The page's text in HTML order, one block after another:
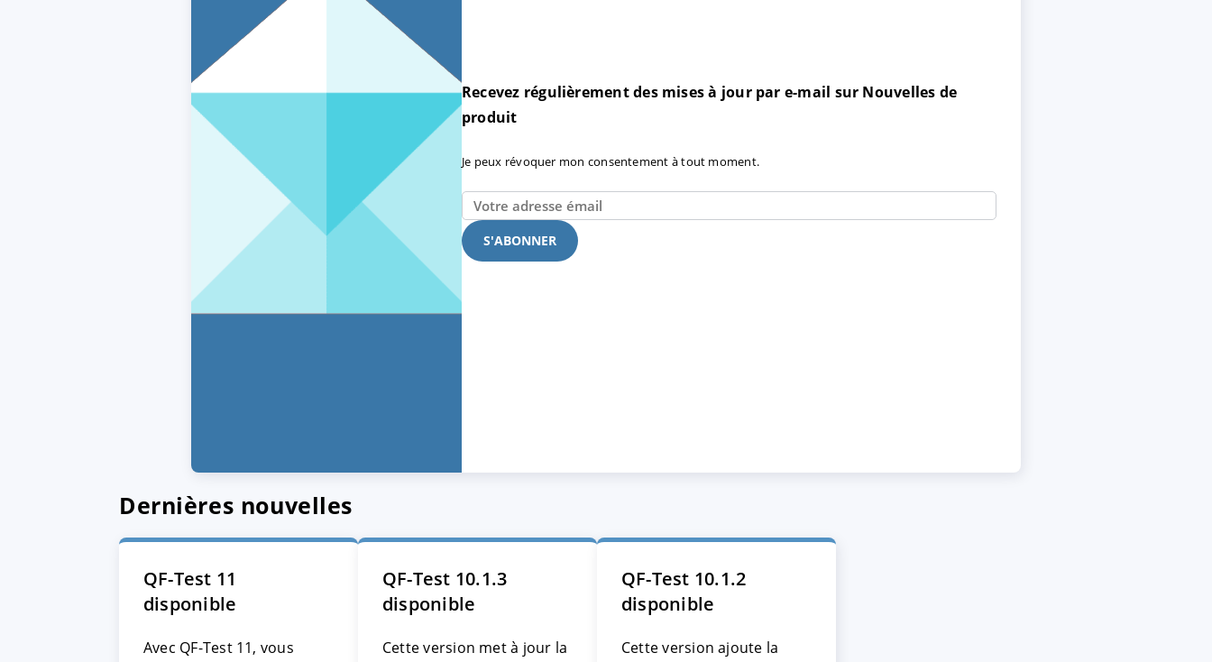
Recevez régulièrement des mises à jour par e-mail sur Nouvelles de
produit
Je peux révoquer mon consentement à tout moment.
Dernières nouvelles
QF-Test 11
disponible
Avec QF-Test 11, vous
QF-Test 10.1.3
disponible
Cette version met à jour la
QF-Test 10.1.2
disponible
Cette version ajoute la